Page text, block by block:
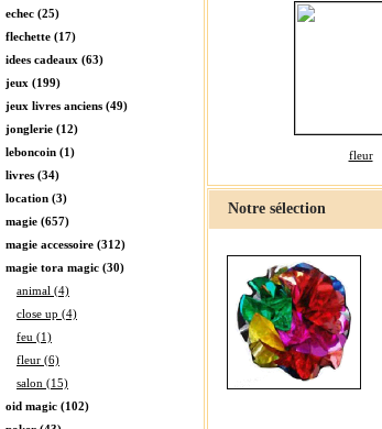
echec (25)
flechette (17)
idees cadeaux (63)
jeux (199)
jeux livres anciens (49)
jonglerie (12)
leboncoin (1)
livres (34)
location (3)
magie (657)
magie accessoire (312)
magie tora magic (30)
animal (4)
close up (4)
feu (1)
fleur (6)
salon (15)
oid magic (102)
fleur
Notre sélection